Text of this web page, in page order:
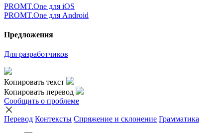
PROMT.One для iOS
PROMT.One для Android
Предложения
Для разработчиков
Копировать текст
Копировать перевод
Сообщить о проблеме
Перевод Контексты Спряжение и склонение Грамматика